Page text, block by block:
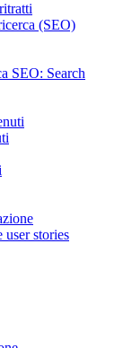
(SEO)
SEO: Search
user stories